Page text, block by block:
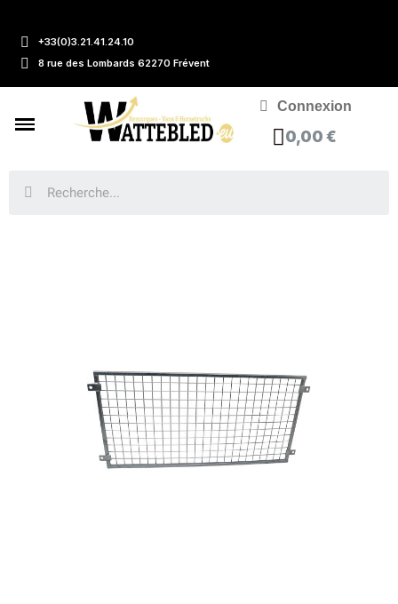
+33(0)3.21.41.24.10
8 rue des Lombards 62270 Frévent
Connexion
0,00 €